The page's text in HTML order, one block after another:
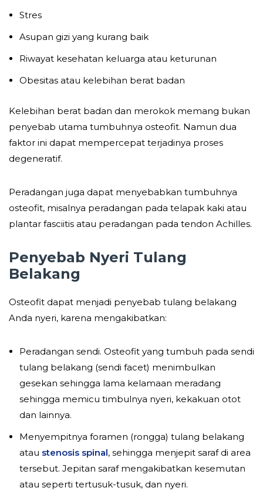
Stres
Asupan gizi yang kurang baik
Riwayat kesehatan keluarga atau keturunan
Obesitas atau kelebihan berat badan
Kelebihan berat badan dan merokok memang bukan
penyebab utama tumbuhnya osteofit. Namun dua
faktor ini dapat mempercepat terjadinya proses
degeneratif.
Peradangan juga dapat menyebabkan tumbuhnya
osteofit, misalnya peradangan pada telapak kaki atau
plantar fasciitis atau peradangan pada tendon Achilles.
Penyebab Nyeri Tulang
Belakang
Osteofit dapat menjadi penyebab tulang belakang
Anda nyeri, karena mengakibatkan:
Peradangan sendi. Osteofit yang tumbuh pada sendi
tulang belakang (sendi facet) menimbulkan
gesekan sehingga lama kelamaan meradang
sehingga memicu timbulnya nyeri, kekakuan otot
dan lainnya.
Menyempitnya foramen (rongga) tulang belakang
atau stenosis spinal, sehingga menjepit saraf di area
tersebut. Jepitan saraf mengakibatkan kesemutan
atau seperti tertusuk-tusuk, dan nyeri.